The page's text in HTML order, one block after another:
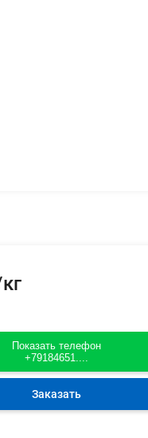
Показать телефон
+79184651....
Заказать